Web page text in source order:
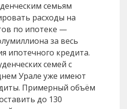
семьям
расходы на
по ипотеке —
за весь
ипотечного кредита.
семей с
Урале уже имеют
Примерный объём
до 130